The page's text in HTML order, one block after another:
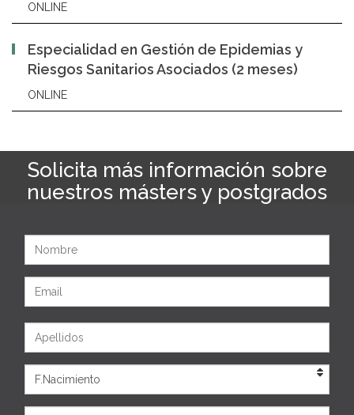
ONLINE
Especialidad en Gestión de Epidemias y
Riesgos Sanitarios Asociados (2 meses)
ONLINE
Solicita más información sobre
nuestros másters y postgrados